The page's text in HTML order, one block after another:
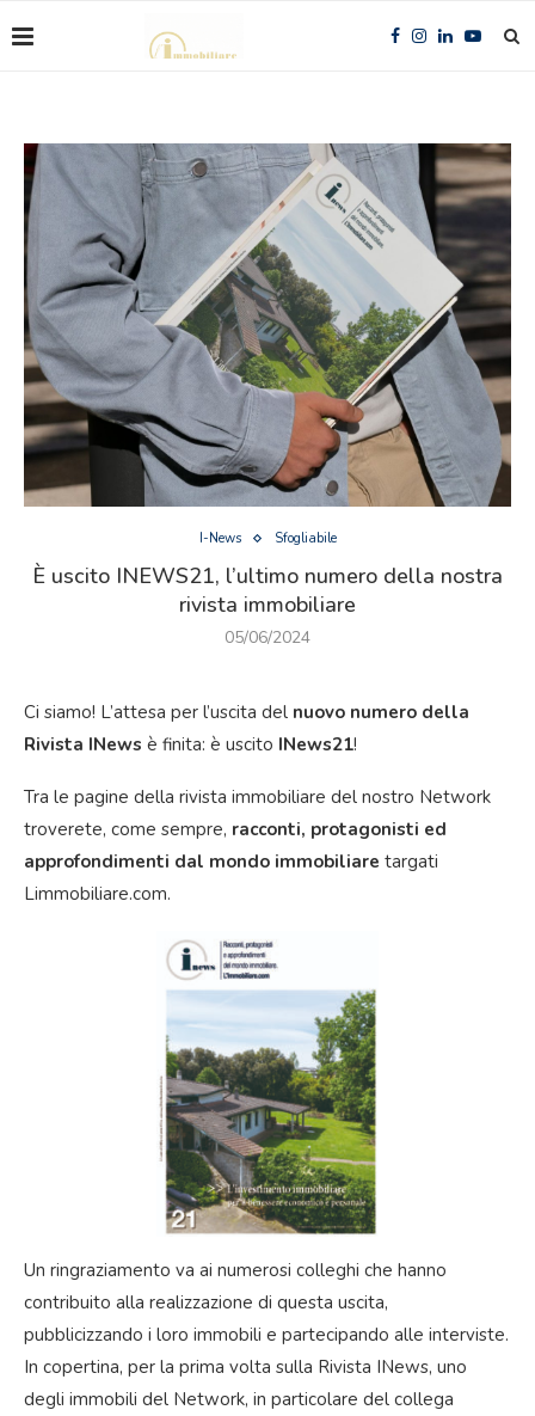
I-News Sfogliabile
È uscito INEWS21, l’ultimo numero della nostra
rivista immobiliare
05/06/2024
Ci siamo! L’attesa per l’uscita del nuovo numero della
Rivista INews è finita: è uscito INews21!
Tra le pagine della rivista immobiliare del nostro Network
troverete, come sempre, racconti, protagonisti ed
approfondimenti dal mondo immobiliare targati
Limmobiliare.com.
Un ringraziamento va ai numerosi colleghi che hanno
contribuito alla realizzazione di questa uscita,
pubblicizzando i loro immobili e partecipando alle interviste.
In copertina, per la prima volta sulla Rivista INews, uno
degli immobili del Network, in particolare del collega